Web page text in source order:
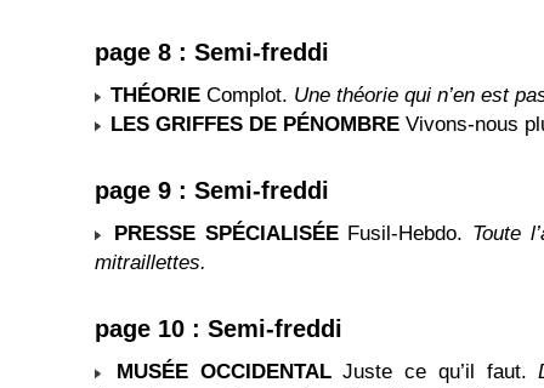
page 8 : Semi-freddi
THÉORIE Complot. Une théorie qui n’en est
LES GRIFFES DE PÉNOMBRE Vivons-nous
page 9 : Semi-freddi
PRESSE SPÉCIALISÉEFusil-Hebdo. Toute
mitraillettes.
page 10 : Semi-freddi
MUSÉE OCCIDENTALJuste ce qu’il faut.